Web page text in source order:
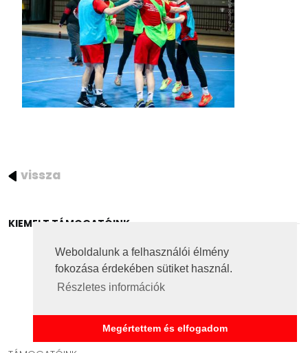
Weboldalunk a felhasználói élmény
fokozása érdekében sütiket használ.
Részletes információk
Megértettem és elfogadom
vissza
KIEMELT TÁMOGATÓINK